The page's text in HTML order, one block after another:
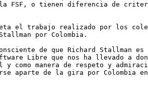
la FSF, o tienen diferencia de
el trabajo realizado por los
por Colombia.
de que Richard Stallman
Libre que nos ha llevado a
como manera de respeto y
aparte de la gira por Colombia